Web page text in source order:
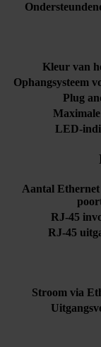
Kleur van
Ophangsysteem
Plug
LED-
Aantal
RJ-45
RJ-45
Stroom via